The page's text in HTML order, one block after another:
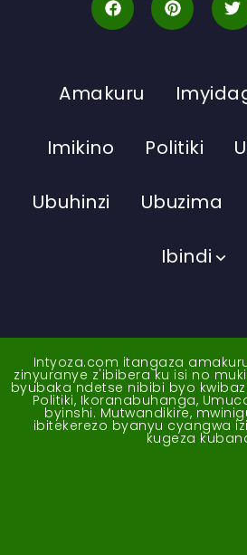
Amakuru
Imikino Politiki
Ubuhinzi Ubuzima
Ibindi
Intyoza.com itangaza
zinyuranye z'ibibera ku isi no
byubaka ndetse nibibi byo
Politiki, Ikoranabuhanga,
byinshi. Mutwandikire,
ibitekerezo byanyu cyangwa
kugeza